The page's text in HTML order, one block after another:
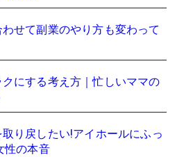
せて副業のやり方も変わって
にする考え方｜忙しいママの
り戻したい!アイホールにふっ
性の本音